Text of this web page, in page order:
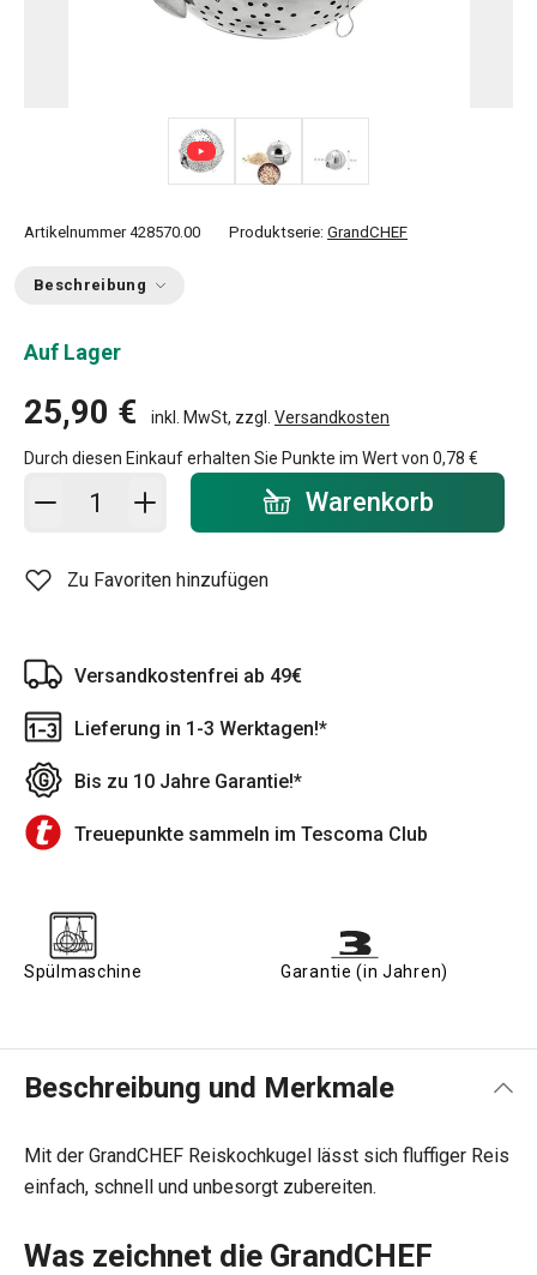
Artikelnummer 428570.00 Produktserie: GrandCHEF
Beschreibung
Auf Lager
25,90 € inkl. MwSt, zzgl. Versandkosten
Durch diesen Einkauf erhalten Sie Punkte im Wert von 0,78 €
In den Warenkorb - Menge Warenkorb
Zu Favoriten hinzufügen
Versandkostenfrei ab 49€
Lieferung in 1-3 Werktagen!*
Bis zu 10 Jahre Garantie!*
Treuepunkte sammeln im Tescoma Club
Spülmaschine Garantie (in Jahren)
Beschreibung und Merkmale
Mit der GrandCHEF Reiskochkugel lässt sich fluffiger Reis
einfach, schnell und unbesorgt zubereiten.
Was zeichnet die GrandCHEF